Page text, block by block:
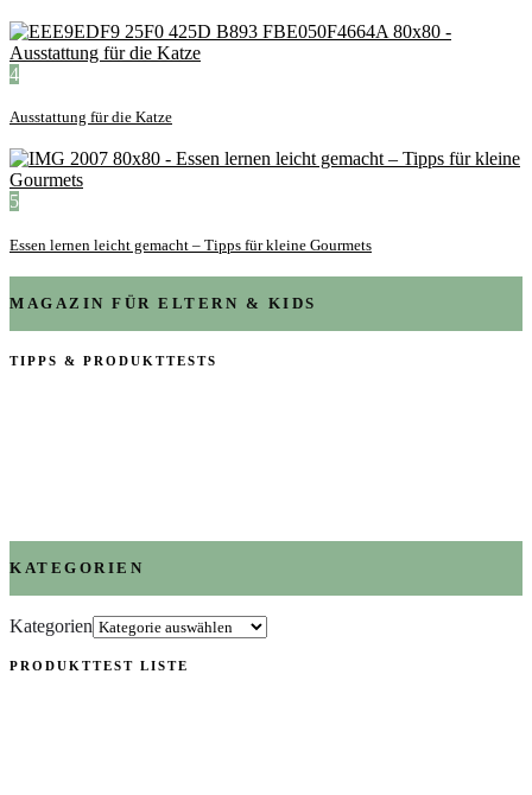
4
Ausstattung für die Katze
5
Essen lernen leicht gemacht – Tipps für kleine Gourmets
MAGAZIN FÜR ELTERN & KIDS
TIPPS & PRODUKTTESTS
KATEGORIEN
Kategorien
PRODUKTTEST LISTE